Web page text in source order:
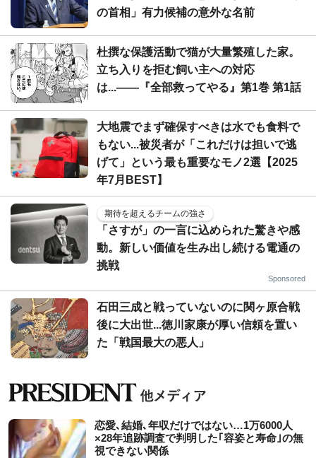
の首相」有力候補の意外な名前
杜撰な保護活動で猫が大量繁殖した家。
立ち入りを拒む飼い主への対応
は...――『全部救ってやる』第1巻 第1話
大地震でまず確保すべきは水でも食料で
もない...被災者が「これだけは担いで逃
げて」という最も重要なモノ2選【2025
年7月BEST】
期待を超えるチームの強さ
「さすが」の一言に込められた驚きや感
動。新しい価値を生み出し続ける電通の
挑戦
Sponsored
石田三成と戦っていないのに関ヶ原合戦
後に大出世...徳川家康が厚い信頼を置い
た「戦国最大の悪人」
恋愛､結婚､年収だけではない…1万6000人
×28年追跡調査で判明した｢容姿と寿命｣の無
視できない関係